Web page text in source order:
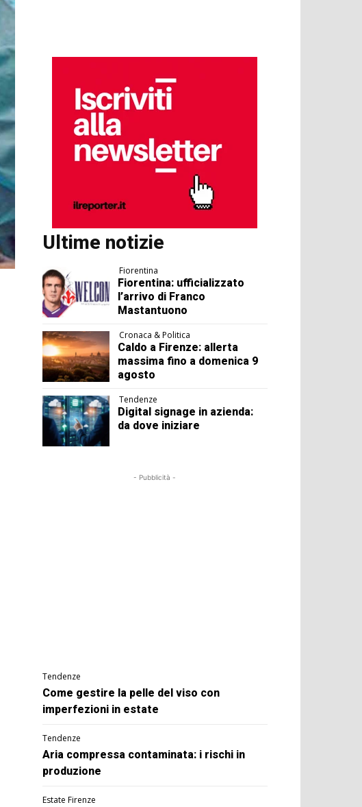
Ultime notizie
Fiorentina
Fiorentina: ufficializzato
l’arrivo di Franco
Mastantuono
Cronaca & Politica
Caldo a Firenze: allerta
massima fino a domenica 9
agosto
Tendenze
Digital signage in azienda:
da dove iniziare
- Pubblicità -
Tendenze
Come gestire la pelle del viso con
imperfezioni in estate
Tendenze
Aria compressa contaminata: i rischi in
produzione
Estate Firenze